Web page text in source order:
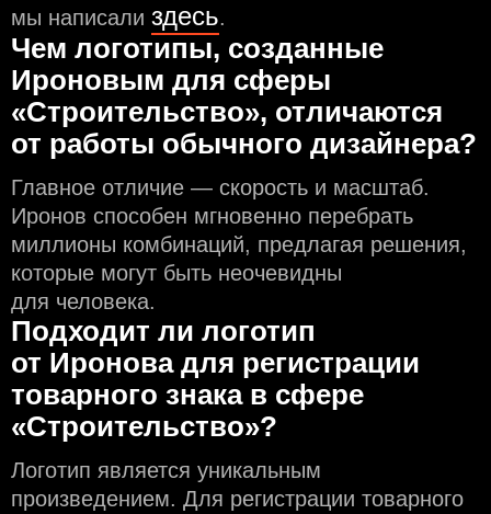
мы написали здесь.
Чем логотипы, созданные
Ироновым для сферы
«Строительство», отличаются
от работы обычного дизайнера?
Главное отличие — скорость и масштаб.
Иронов способен мгновенно перебрать
миллионы комбинаций, предлагая решения,
которые могут быть неочевидны
для человека.
Подходит ли логотип
от Иронова для регистрации
товарного знака в сфере
«Строительство»?
Логотип является уникальным
произведением. Для регистрации товарного